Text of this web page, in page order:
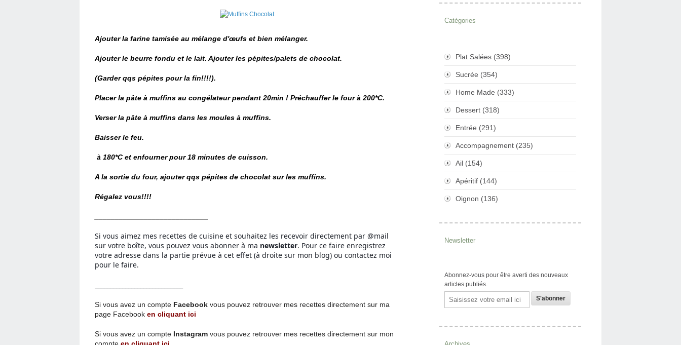
Ajouter la farine tamisée au mélange d'œufs et bien mélanger.
Ajouter le beurre fondu et le lait. Ajouter les pépites/palets de chocolat.
(Garder qqs pépites pour la fin!!!!).
Placer la pâte à muffins au congélateur pendant 20min ! Préchauffer le four à 200*C.
Verser la pâte à muffins dans les moules à muffins.
Baisser le feu.
à 180*C et enfourner pour 18 minutes de cuisson.
A la sortie du four, ajouter qqs pépites de chocolat sur les muffins.
Régalez vous!!!!
Si vous aimez mes recettes de cuisine et souhaitez les recevoir directement par @mail
sur votre boîte, vous pouvez vous abonner à ma newsletter. Pour ce faire enregistrez
votre adresse dans la partie prévue à cet effet (à droite sur mon blog) ou contactez moi
pour le faire.
Si vous avez un compte Facebook vous pouvez retrouver mes recettes directement sur ma
page Facebook en cliquant ici
Si vous avez un compte Instagram vous pouvez retrouver mes recettes directement sur mon
Catégories
Plat Salées (398)
Sucrée (354)
Home Made (333)
Dessert (318)
Entrée (291)
Accompagnement (235)
Ail (154)
Apéritif (144)
Oignon (136)
Newsletter
Abonnez-vous pour être averti des nouveaux
articles publiés.
Email